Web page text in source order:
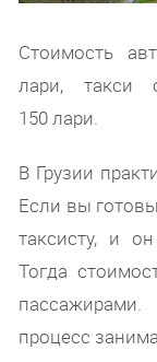
Стоимость
лари, такси
150 лари.
В Грузии
Если вы
таксисту, и
Тогда
процесс